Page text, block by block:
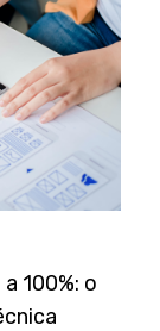
100%: o